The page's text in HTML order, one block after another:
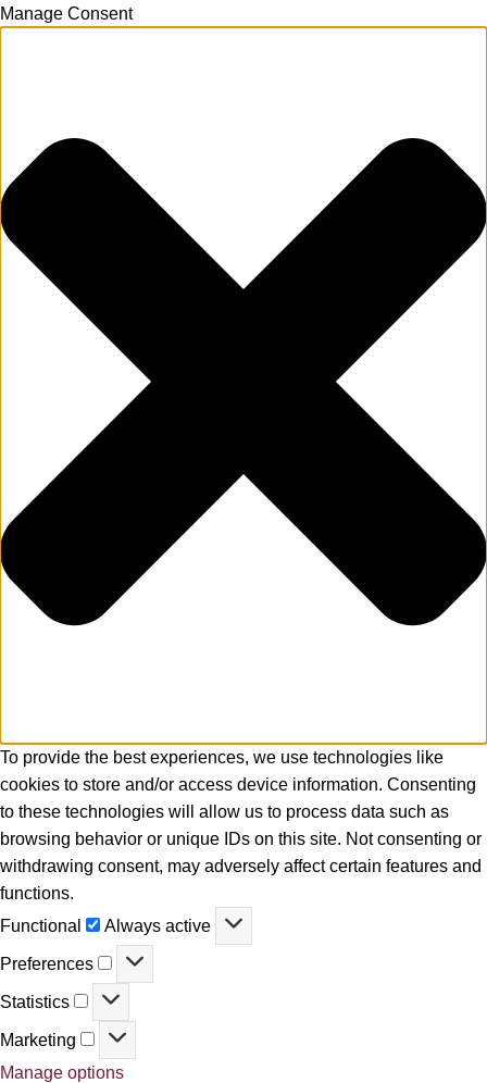
Manage Consent
To provide the best experiences, we use technologies like
cookies to store and/or access device information. Consenting
to these technologies will allow us to process data such as
browsing behavior or unique IDs on this site. Not consenting or
withdrawing consent, may adversely affect certain features and
functions.
Functional
Functional
Always active
Preferences
Preferences
Statistics Statistics
Marketing Marketing
Manage options